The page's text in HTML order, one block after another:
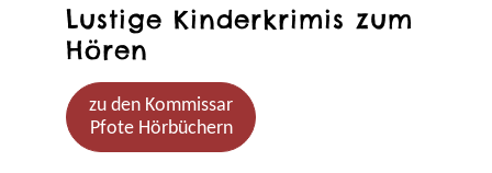
Lustige Kinderkrimis zum
Hören
zu den Kommissar
Pfote Hörbüchern